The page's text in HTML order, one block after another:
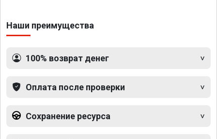
Наши преимущества
100% возврат денег
Оплата после проверки
Сохранение ресурса